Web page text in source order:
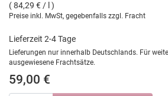
( 84,29 € / l )
Preise inkl. MwSt, gegebenfalls zzgl. Fracht
Lieferzeit 2-4 Tage
Lieferungen nur innerhalb Deutschlands. Für
ausgewiesene Frachtsätze.
59,00 €